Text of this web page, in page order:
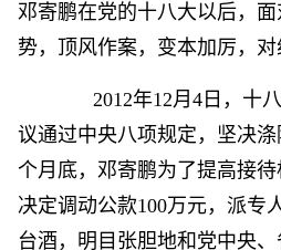
邓寄鹏在党的十八大以后，
势，顶风作案，变本加厉，对
2012年12月4日，十八
议通过中央八项规定，坚决
个月底，邓寄鹏为了提高接
决定调动公款100万元，派专
台酒，明目张胆地和党中央